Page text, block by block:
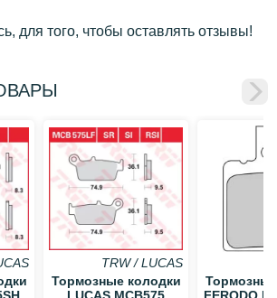
для того, чтобы оставлять отзывы!
TRW / LUCAS
Тормозные колодки